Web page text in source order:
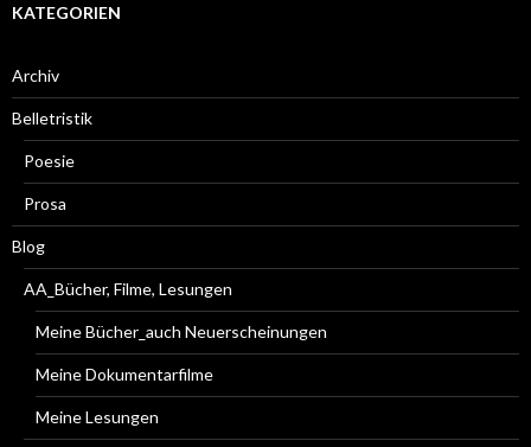
KATEGORIEN
Archiv
Belletristik
Poesie
Prosa
Blog
AA_Bücher, Filme, Lesungen
Meine Bücher_auch Neuerscheinungen
Meine Dokumentarfilme
Meine Lesungen